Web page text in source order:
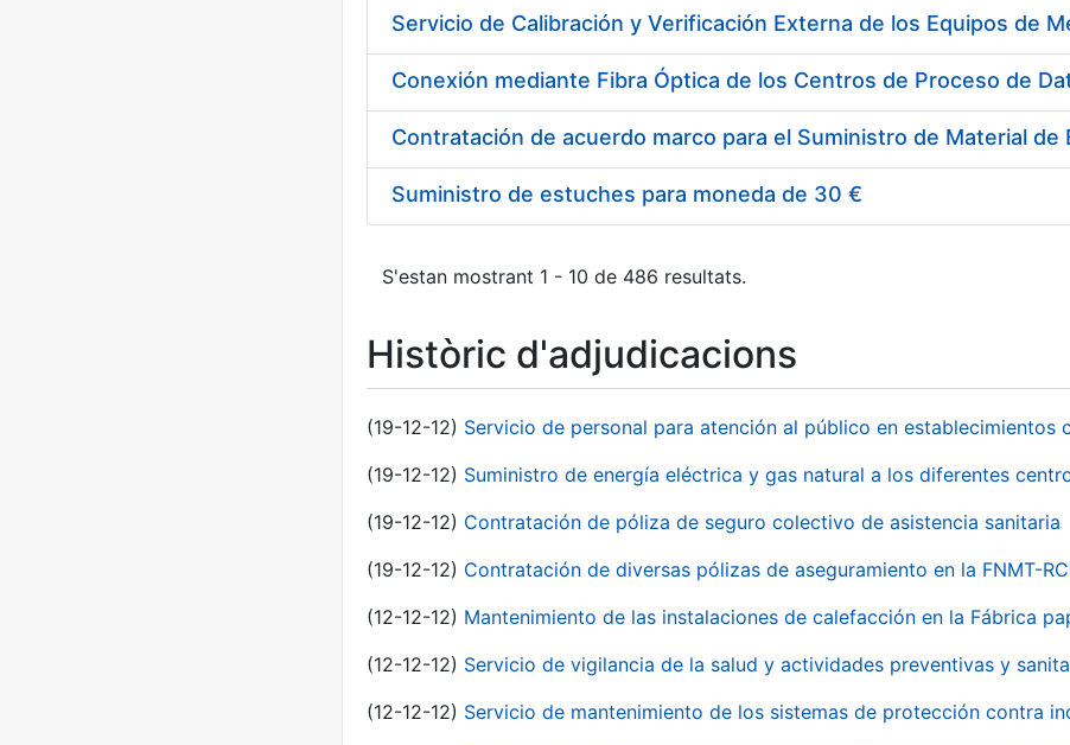
Suministro de estuches para moneda de 30 €
S'estan mostrant 1 - 10 de 486 resultats.
Històric d'adjudicacions
(19-12-12) Servicio de personal para atención al público en establecimientos
(19-12-12) Suministro de energía eléctrica y gas natural a los diferentes
(19-12-12) Contratación de póliza de seguro colectivo de asistencia sanitaria
(19-12-12) Contratación de diversas pólizas de aseguramiento en la FNMT-
(12-12-12) Mantenimiento de las instalaciones de calefacción en la Fábrica
(12-12-12) Servicio de vigilancia de la salud y actividades preventivas y
(12-12-12) Servicio de mantenimiento de los sistemas de protección contra